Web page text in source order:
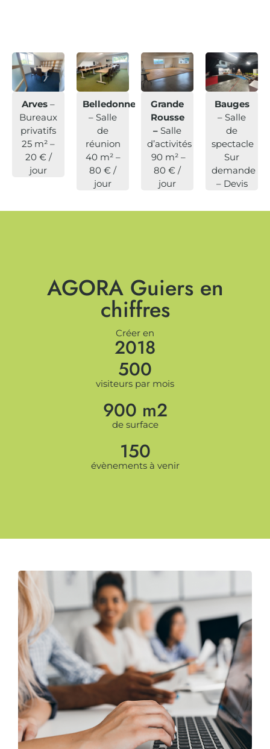
Arves –
Bureaux
privatifs
25 m² –
20 € /
jour
Belledonne
– Salle
de
réunion
40 m² –
80 € /
jour
Grande
Rousse
– Salle
d’activités
90 m² –
80 € /
jour
Bauges
– Salle
de
spectacle
Sur
demande
– Devis
AGORA Guiers en
chiffres
Créer en
2018
500
visiteurs par mois
900 m2
de surface
150
évènements à venir